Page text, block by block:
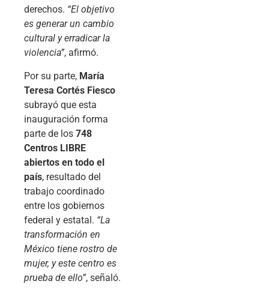
derechos. “El objetivo
es generar un cambio
cultural y erradicar la
violencia”, afirmó.
Por su parte, María
Teresa Cortés Fiesco
subrayó que esta
inauguración forma
parte de los 748
Centros LIBRE
abiertos en todo el
país, resultado del
trabajo coordinado
entre los gobiernos
federal y estatal. “La
transformación en
México tiene rostro de
mujer, y este centro es
prueba de ello”, señaló.